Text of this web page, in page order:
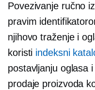
Povezivanje ručno
pravim
njihovo traženje i
koristi indeksni
postavljanju oglasa
prodaje proizvoda